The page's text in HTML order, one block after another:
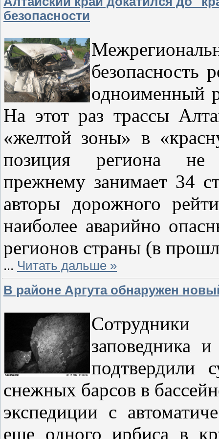
безопасности
безопасность
одноименный
На этот раз трассы
«желтой зоны» в
позиция региона
прежнему занимает 34
авторы дорожного
наиболее аварийно
регионов страны (в
... Читать дальше »
В районе Аргута обнаружен
Сотрудники
заповедника
подтвердили
снежных барсов в
экспедиции с
еще одного ирбиса в